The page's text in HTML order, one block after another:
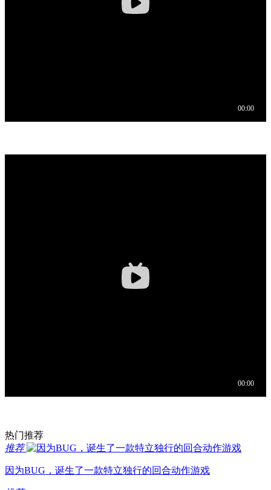
热门推荐
推荐
因为BUG，诞生了一款特立独行的回合动作游戏